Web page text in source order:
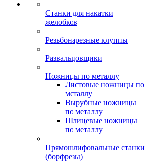
Станки для накатки
желобков
Резьбонарезные клуппы
Развальцовщики
Ножницы по металлу
Листовые ножницы по
металлу
Вырубные ножницы
по металлу
Шлицевые ножницы
по металлу
Прямошлифовальные станки
(борфрезы)